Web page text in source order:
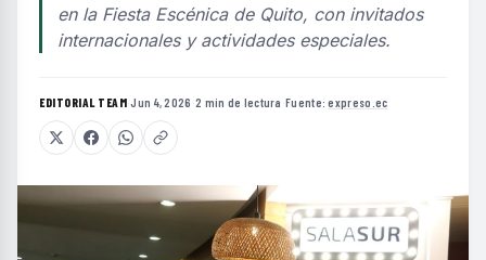
en la Fiesta Escénica de Quito, con invitados
internacionales y actividades especiales.
EDITORIAL TEAM·Jun 4, 2026 ·2 min de lectura ·Fuente:expreso.ec